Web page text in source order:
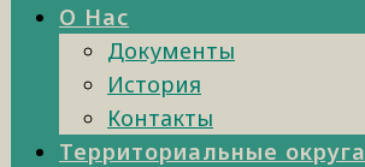
О Нас
Документы
История
Контакты
Территориальные округа